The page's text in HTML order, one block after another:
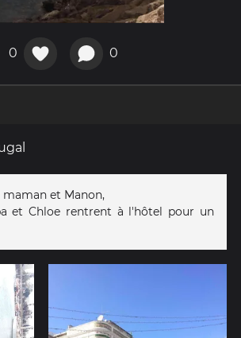
0 0
et Manon,
et Chloe rentrent à l'hôtel pour un